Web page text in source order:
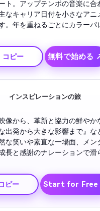
ト。アップテンポの音楽に合
なキャリア日付を小さなアニ
。年を重ねるごとにカラーパ
入して、最後は「この旅路は
テキストで締めくくり。
コピー 無料で始める
インスピレーションの旅
像から、革新と協力の鮮やか
出発から大きな影響まで』な
な笑いや素直な一場面、メン
長と感謝のナレーションで滑
ピー
Start for